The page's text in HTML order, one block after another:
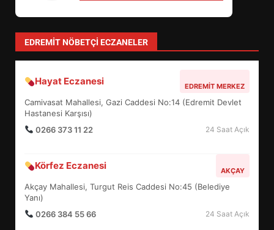
EDREMIT NÖBETÇI ECZANELER
Hayat Eczanesi EDREMIT MERKEZ
Camivasat Mahallesi, Gazi Caddesi No:14 (Edremit Devlet
Hastanesi Karşısı)
0266 373 11 22
24 Saat Açık
Körfez Eczanesi AKÇAY
Akçay Mahallesi, Turgut Reis Caddesi No:45 (Belediye
Yanı)
0266 384 55 66
24 Saat Açık
4
5
BURHANİYE SATRANÇ
TURNUVASI KAYITLARI NEYİ
DEĞİŞTİRİYOR?
6
YENİ YÖNETİM NASIL